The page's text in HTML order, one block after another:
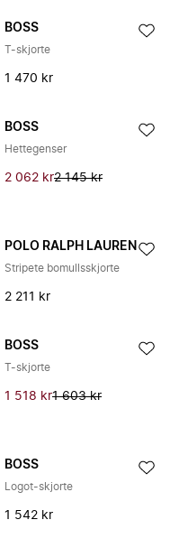
BOSS
T-skjorte
1 470 kr
BOSS
Hettegenser
2 062 kr2 145 kr
POLO RALPH LAUREN
Stripete bomullsskjorte
2 211 kr
BOSS
T-skjorte
1 518 kr1 603 kr
BOSS
Logot-skjorte
1 542 kr